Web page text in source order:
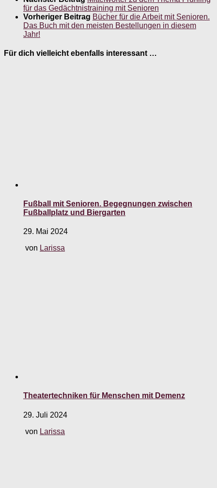
für das Gedächtnistraining mit Senioren
Vorheriger Beitrag Bücher für die Arbeit mit Senioren.
Das Buch mit den meisten Bestellungen in diesem
Jahr!
Für dich vielleicht ebenfalls interessant …
Fußball mit Senioren. Begegnungen zwischen
Fußballplatz und Biergarten
29. Mai 2024
von Larissa
Theatertechniken für Menschen mit Demenz
29. Juli 2024
von Larissa